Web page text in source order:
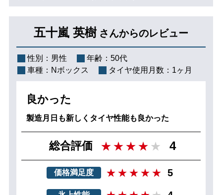
五十嵐 英樹 さんからのレビュー
性別： 男性 年齢： 50代
車種： Nボックス タイヤ使用月数： 1ヶ月
良かった
製造月日も新しくタイヤ性能も良かった
総合評価 4
価格満足度 5